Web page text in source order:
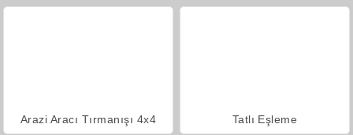
Arazi Aracı Tırmanışı 4x4 Tatlı Eşleme